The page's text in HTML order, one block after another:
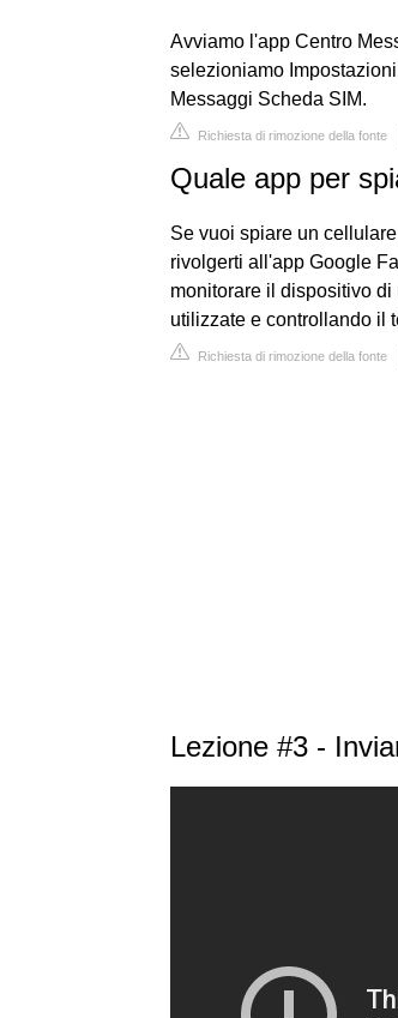
Avviamo l'app Centro
selezioniamo
Messaggi Scheda SIM.
Richiesta di rimozione della fonte
Quale app per
Se vuoi spiare un
rivolgerti all'app Google
monitorare il dispositivo
utilizzate e controllando il
Richiesta di rimozione della fonte
Lezione #3 -